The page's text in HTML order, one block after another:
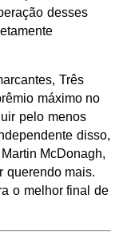
desses
Três
máximo no
pelo menos
disso,
McDonagh,
querendo mais.
o melhor final de